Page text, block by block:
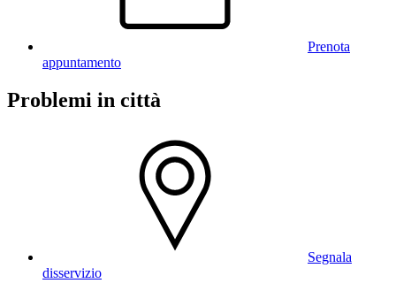
Prenota
appuntamento
Problemi in città
Segnala
disservizio